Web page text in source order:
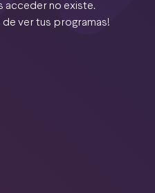
acceder no existe.
de ver tus programas!